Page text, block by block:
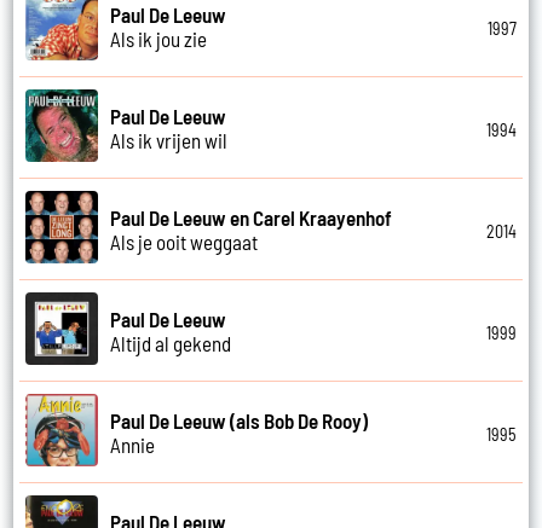
Paul De Leeuw
Als ik jou zie
1997
Paul De Leeuw
Als ik vrijen wil
1994
Paul De Leeuw en Carel Kraayenhof
Als je ooit weggaat
2014
Paul De Leeuw
Altijd al gekend
1999
Paul De Leeuw (als Bob De Rooy)
Annie
1995
Paul De Leeuw